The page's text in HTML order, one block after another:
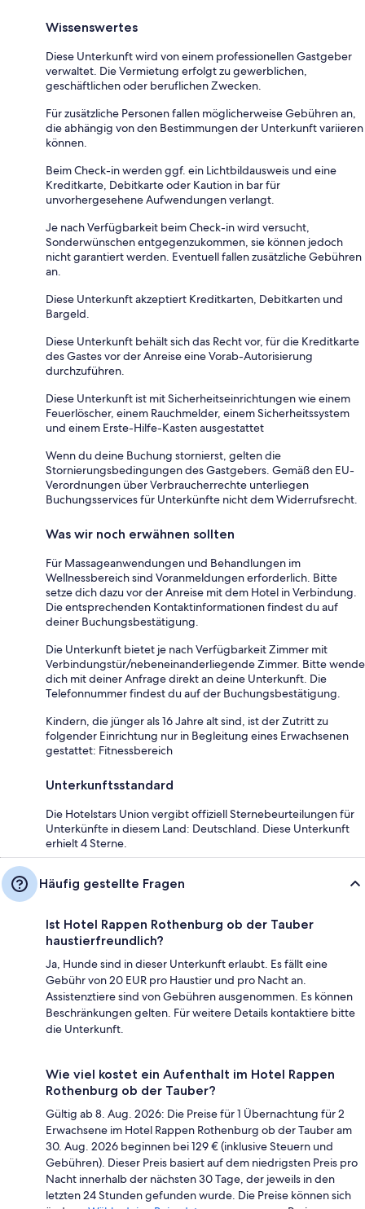
Wissenswertes
Diese Unterkunft wird von einem professionellen Gastgeber
verwaltet. Die Vermietung erfolgt zu gewerblichen,
geschäftlichen oder beruflichen Zwecken.
Für zusätzliche Personen fallen möglicherweise Gebühren an,
die abhängig von den Bestimmungen der Unterkunft variieren
können.
Beim Check-in werden ggf. ein Lichtbildausweis und eine
Kreditkarte, Debitkarte oder Kaution in bar für
unvorhergesehene Aufwendungen verlangt.
Je nach Verfügbarkeit beim Check-in wird versucht,
Sonderwünschen entgegenzukommen, sie können jedoch
nicht garantiert werden. Eventuell fallen zusätzliche Gebühren
an.
Diese Unterkunft akzeptiert Kreditkarten, Debitkarten und
Bargeld.
Diese Unterkunft behält sich das Recht vor, für die Kreditkarte
des Gastes vor der Anreise eine Vorab-Autorisierung
durchzuführen.
Diese Unterkunft ist mit Sicherheitseinrichtungen wie einem
Feuerlöscher, einem Rauchmelder, einem Sicherheitssystem
und einem Erste-Hilfe-Kasten ausgestattet
Wenn du deine Buchung stornierst, gelten die
Stornierungsbedingungen des Gastgebers. Gemäß den EU-
Verordnungen über Verbraucherrechte unterliegen
Buchungsservices für Unterkünfte nicht dem Widerrufsrecht.
Was wir noch erwähnen sollten
Für Massageanwendungen und Behandlungen im
Wellnessbereich sind Voranmeldungen erforderlich. Bitte
setze dich dazu vor der Anreise mit dem Hotel in Verbindung.
Die entsprechenden Kontaktinformationen findest du auf
deiner Buchungsbestätigung.
Die Unterkunft bietet je nach Verfügbarkeit Zimmer mit
Verbindungstür/nebeneinanderliegende Zimmer. Bitte wende
dich mit deiner Anfrage direkt an deine Unterkunft. Die
Telefonnummer findest du auf der Buchungsbestätigung.
Kindern, die jünger als 16 Jahre alt sind, ist der Zutritt zu
folgender Einrichtung nur in Begleitung eines Erwachsenen
gestattet: Fitnessbereich
Unterkunftsstandard
Die Hotelstars Union vergibt offiziell Sternebeurteilungen für
Unterkünfte in diesem Land: Deutschland. Diese Unterkunft
erhielt 4 Sterne.
Häufig gestellte Fragen
Ist Hotel Rappen Rothenburg ob der Tauber
haustierfreundlich?
Ja, Hunde sind in dieser Unterkunft erlaubt. Es fällt eine
Gebühr von 20 EUR pro Haustier und pro Nacht an.
Assistenztiere sind von Gebühren ausgenommen. Es können
Beschränkungen gelten. Für weitere Details kontaktiere bitte
die Unterkunft.
Wie viel kostet ein Aufenthalt im Hotel Rappen
Rothenburg ob der Tauber?
Gültig ab 8. Aug. 2026: Die Preise für 1 Übernachtung für 2
Erwachsene im Hotel Rappen Rothenburg ob der Tauber am
30. Aug. 2026 beginnen bei 129 € (inklusive Steuern und
Gebühren). Dieser Preis basiert auf dem niedrigsten Preis pro
Nacht innerhalb der nächsten 30 Tage, der jeweils in den
letzten 24 Stunden gefunden wurde. Die Preise können sich